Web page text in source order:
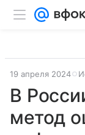
19 апреля 2024
В
метод